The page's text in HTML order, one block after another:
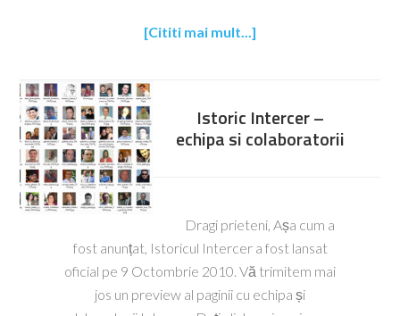
[Cititi mai mult...]
Istoric Intercer –
echipa si colaboratorii
Dragi prieteni, Așa cum a
fost anunțat, Istoricul Intercer a fost lansat
oficial pe 9 Octombrie 2010. Vă trimitem mai
jos un preview al paginii cu echipa și